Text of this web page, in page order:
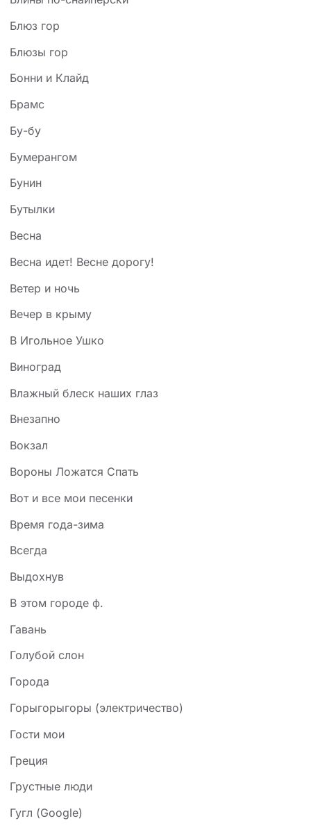
Блюз гор
Блюзы гор
Бонни и Клайд
Брамс
Бу-бу
Бумерангом
Бунин
Бутылки
Весна
Весна идет! Весне дорогу!
Ветер и ночь
Вечер в крыму
В Игольное Ушко
Виноград
Влажный блеск наших глаз
Внезапно
Вокзал
Вороны Ложатся Спать
Вот и все мои песенки
Время года-зима
Всегда
Выдохнув
В этом городе ф.
Гавань
Голубой слон
Города
Горыгорыгоры (электричество)
Гости мои
Греция
Грустные люди
Гугл (Google)